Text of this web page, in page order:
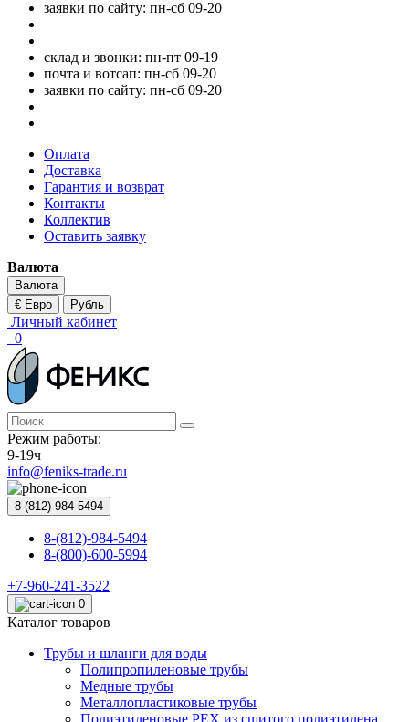
заявки по сайту: пн-сб 09-20
склад и звонки: пн-пт 09-19
почта и вотсап: пн-сб 09-20
заявки по сайту: пн-сб 09-20
Оплата
Доставка
Гарантия и возврат
Контакты
Коллектив
Оставить заявку
Валюта
Валюта
€ Евро
Рубль
Личный кабинет
0
Режим работы:
9-19ч
info@feniks-trade.ru
8-(812)-984-5494
8-(812)-984-5494
8-(800)-600-5994
+7-960-241-3522
0
Каталог товаров
Трубы и шланги для воды
Полипропиленовые трубы
Медные трубы
Металлопластиковые трубы
Полиэтиленовые PEX из сшитого полиэтилена